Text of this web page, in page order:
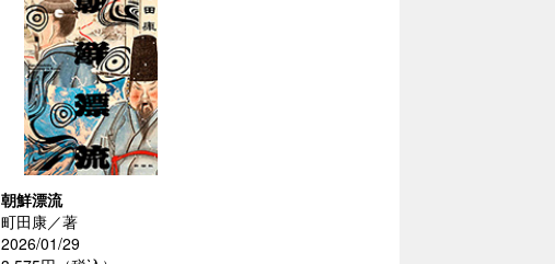
朝鮮漂流
町田康／著
2026/01/29